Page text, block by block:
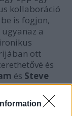
kollaboráció
is fogjon,
a
ott
és
és Steve
felvett
is